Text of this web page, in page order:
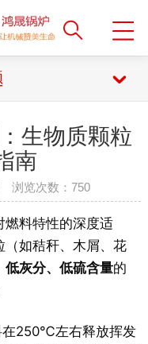
生物质颗粒
南
浏览次数：750
燃料特性的深度适
（如秸秆、木屑、花
低灰分、低硫含量的
在250℃左右释放挥发